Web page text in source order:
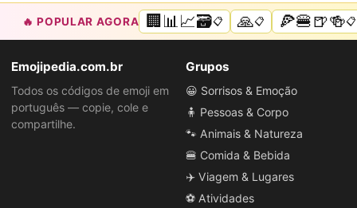
🔥 POPULAR AGORA 🏢📊📈🗃️📋 🙏📋 🍕🍔🍺🍻📋
Emojipedia.com.br
Todos os códigos de emoji em
português — copie, cole e
compartilhe.
Grupos
😀 Sorrisos & Emoção
🧍 Pessoas & Corpo
🐾 Animais & Natureza
🍔 Comida & Bebida
✈️ Viagem & Lugares
⚽ Atividades